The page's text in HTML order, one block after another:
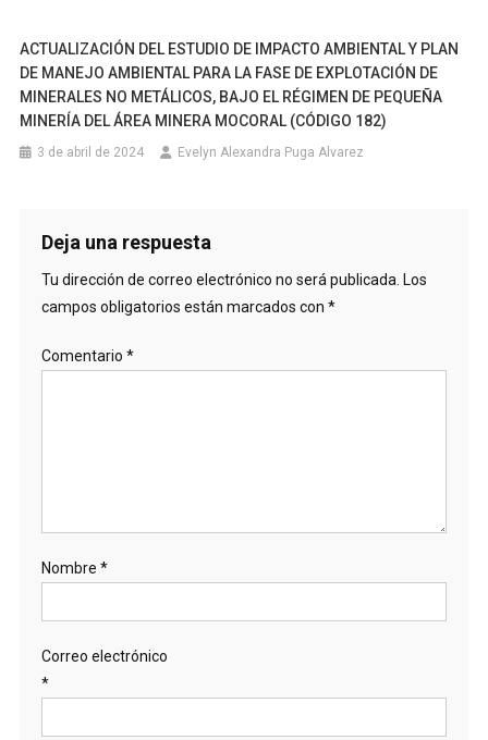
ACTUALIZACIÓN DEL ESTUDIO DE IMPACTO AMBIENTAL Y PLAN
DE MANEJO AMBIENTAL PARA LA FASE DE EXPLOTACIÓN DE
MINERALES NO METÁLICOS, BAJO EL RÉGIMEN DE PEQUEÑA
MINERÍA DEL ÁREA MINERA MOCORAL (CÓDIGO 182)
3 de abril de 2024 Evelyn Alexandra Puga Alvarez
Deja una respuesta
Tu dirección de correo electrónico no será publicada. Los
campos obligatorios están marcados con *
Comentario *
Nombre *
Correo electrónico
*